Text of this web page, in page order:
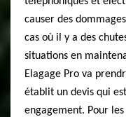
causer des
cas où il y a des
situations en
Elagage Pro va
établit un devis qui
engagement. Pour